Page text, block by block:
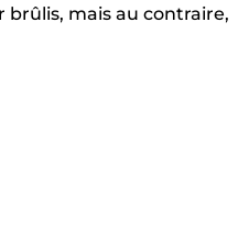
mais au contraire,